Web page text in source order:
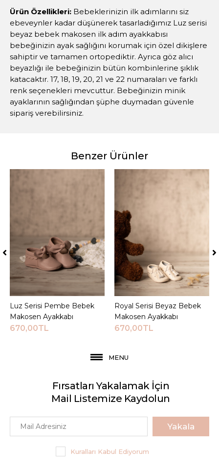
Ürün Özellikleri: Bebeklerinizin ilk adımlarını siz
ebeveynler kadar düşünerek tasarladığımız Luz serisi
beyaz bebek makosen ilk adım ayakkabısı
bebeğinizin ayak sağlığını korumak için özel dikişlere
sahiptir ve tamamen ortopediktir. Ayrıca göz alıcı
beyazlığı ile bebeğinizin bütün kombinlerine şıklık
katacaktır. 17, 18, 19, 20, 21 ve 22 numaraları ve farklı
renk seçenekleri mevcuttur. Bebeğinizin minik
ayaklarının sağlığından şüphe duymadan güvenle
sipariş verebilirsiniz.
Benzer Ürünler
Sepete Ekle
Luz Serisi Pembe Bebek
Makosen Ayakkabı
670,00TL
Sepete Ekle
Royal Serisi Beyaz Bebek
Makosen Ayakkabı
670,00TL
MENU
Fırsatları Yakalamak İçin
Mail Listemize Kaydolun
Yakala
Kuralları Kabul Ediyorum